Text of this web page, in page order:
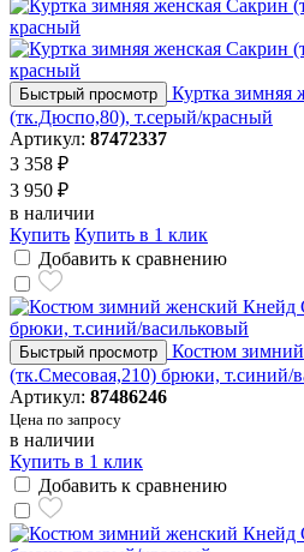
Быстрый просмотр
Куртка зимняя
(тк.Дюспо,80), т.серый/красный
Артикул: 87472337
3 358 ₽
3 950 ₽
в наличии
Купить Купить в 1 клик
Добавить к сравнению
Быстрый просмотр
Костюм
(тк.Смесовая,210) брюки, т.синий/
Артикул: 87486246
Цена по запросу
в наличии
Купить в 1 клик
Добавить к сравнению